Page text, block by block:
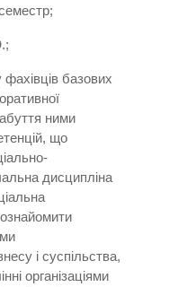
базових
ними
що
дисципліна
ознайомити
і суспільства,
організаціями